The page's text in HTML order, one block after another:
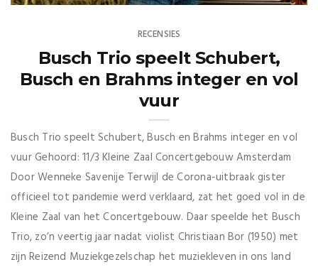
RECENSIES
Busch Trio speelt Schubert,
Busch en Brahms integer en vol
vuur
Busch Trio speelt Schubert, Busch en Brahms integer en vol
vuur Gehoord: 11/3 Kleine Zaal Concertgebouw Amsterdam
Door Wenneke Savenije Terwijl de Corona-uitbraak gister
officieel tot pandemie werd verklaard, zat het goed vol in de
Kleine Zaal van het Concertgebouw. Daar speelde het Busch
Trio, zo’n veertig jaar nadat violist Christiaan Bor (1950) met
zijn Reizend Muziekgezelschap het muziekleven in ons land